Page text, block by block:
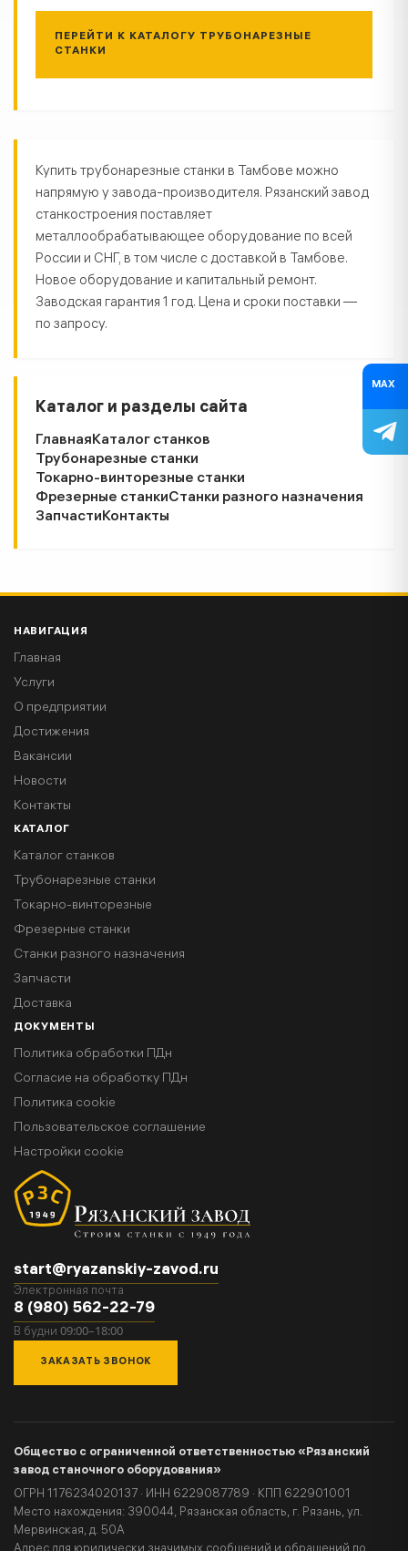
ПЕРЕЙТИ К КАТАЛОГУ ТРУБОНАРЕЗНЫЕ
СТАНКИ
Трубонарезные станки в
Купить трубонарезные станки в Тамбове можно
напрямую у завода-производителя. Рязанский завод
станкостроения поставляет
металлообрабатывающее оборудование по всей
России и СНГ, в том числе с доставкой в Тамбове.
Новое оборудование и капитальный ремонт.
Заводская гарантия 1 год. Цена и сроки поставки —
по запросу.
Каталог и разделы сайта
ГлавнаяКаталог станков
Трубонарезные станки
Токарно-винторезные станки
Фрезерные станкиСтанки разного назначения
ЗапчастиКонтакты
start@ryazanskiy-zavod.ru
Электронная почта
8 (980) 562-22-79
В будни 09:00–18:00
ЗАКАЗАТЬ ЗВОНОК
НАВИГАЦИЯ
Главная
Услуги
О предприятии
Достижения
Вакансии
Новости
Контакты
КАТАЛОГ
Каталог станков
Трубонарезные станки
Токарно-винторезные
Фрезерные станки
Станки разного назначения
Запчасти
Доставка
ДОКУМЕНТЫ
Политика обработки ПДн
Согласие на обработку ПДн
Политика cookie
Пользовательское соглашение
Настройки cookie
Общество с ограниченной ответственностью «Рязанский
завод станочного оборудования»
ОГРН 1176234020137 · ИНН 6229087789 · КПП 622901001
Место нахождения: 390044, Рязанская область, г. Рязань, ул.
Мервинская, д. 50А
MAX